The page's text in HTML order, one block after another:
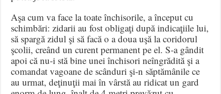
Aşa cum va face la toate închisorile, a început cu
schimbări: zidarii au fost obligaţi după indicaţiile lui,
să spargă zidul şi să facă o a doua uşă la coridorul
şcolii, creând un curent permanent pe el. S-a gândit
apoi că nu-i stă bine unei închisori neîngrădită şi a
comandat vagoane de scânduri şi-n săptămânile ce
au urmat, deţinuţii mai în vârstă au ridicat un gard